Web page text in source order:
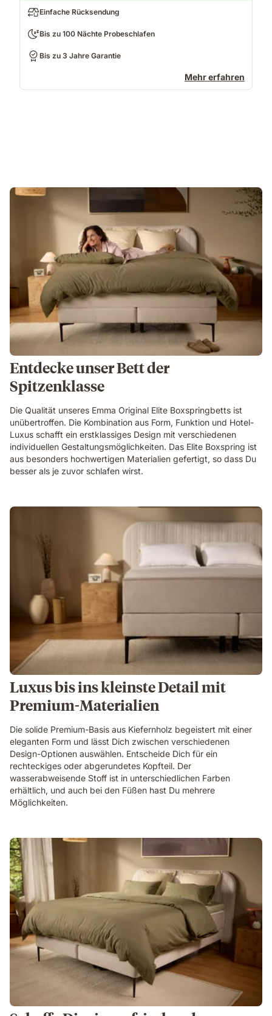
Einfache Rücksendung
Bis zu 100 Nächte Probeschlafen
Bis zu 3 Jahre Garantie
Mehr erfahren
Entdecke unser Bett der
Spitzenklasse
Die Qualität unseres Emma Original Elite Boxspringbetts ist
unübertroffen. Die Kombination aus Form, Funktion und Hotel-
Luxus schafft ein erstklassiges Design mit verschiedenen
individuellen Gestaltungsmöglichkeiten. Das Elite Boxspring ist
aus besonders hochwertigen Materialien gefertigt, so dass Du
besser als je zuvor schlafen wirst.
Luxus bis ins kleinste Detail mit
Premium-Materialien
Die solide Premium-Basis aus Kiefernholz begeistert mit einer
eleganten Form und lässt Dich zwischen verschiedenen
Design-Optionen auswählen. Entscheide Dich für ein
rechteckiges oder abgerundetes Kopfteil. Der
wasserabweisende Stoff ist in unterschiedlichen Farben
erhältlich, und auch bei den Füßen hast Du mehrere
Möglichkeiten.